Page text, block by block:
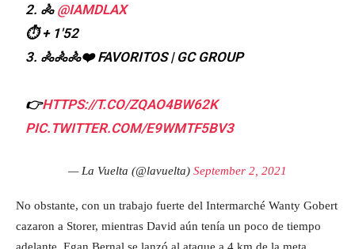
2. 🚴 @IAMDLAX
⏱️ + 1'52
3. 🚴🚴🚴❤️ FAVORITOS | GC GROUP
👉HTTPS://T.CO/ZQAO4BW62K
PIC.TWITTER.COM/E9WMTF5BV3
— La Vuelta (@lavuelta) September 2, 2021
No obstante, con un trabajo fuerte del Intermarché Wanty Gobert
cazaron a Storer, mientras David aún tenía un poco de tiempo